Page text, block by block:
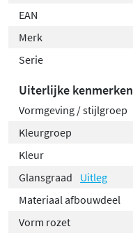
EAN
Merk
Serie
Uiterlijke kenmerken
Vormgeving / stijlgroep
Kleurgroep
Kleur
Glansgraad
Uitleg
Materiaal afbouwdeel
Vorm rozet